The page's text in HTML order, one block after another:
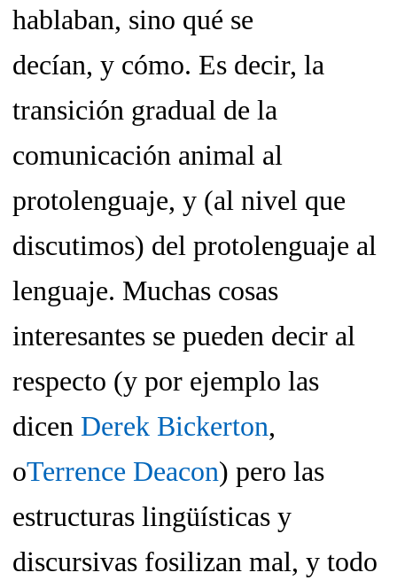
hablaban, sino qué se
decían, y cómo. Es decir, la
transición gradual de la
comunicación animal al
protolenguaje, y (al nivel que
discutimos) del protolenguaje al
lenguaje. Muchas cosas
interesantes se pueden decir al
respecto (y por ejemplo las
dicen Derek Bickerton,
oTerrence Deacon) pero las
estructuras lingüísticas y
discursivas fosilizan mal, y todo